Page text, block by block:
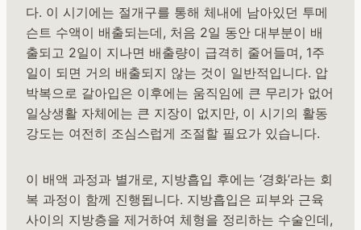
다. 이 시기에는 절개구를 통해 체내에 남아있던 투메
슨트 수액이 배출되는데, 처음 2일 동안 대부분이 배
출되고 2일이 지나면 배출량이 급격히 줄어들며, 1주
일이 되면 거의 배출되지 않는 것이 일반적입니다. 압
박복으로 갈아입은 이후에는 움직임에 큰 무리가 없어
일상생활 자체에는 큰 지장이 없지만, 이 시기의 활동
강도는 여전히 조심스럽게 조절할 필요가 있습니다.
이 배액 과정과 별개로, 지방흡입 후에는 ‘경화’라는 회
복 과정이 함께 진행됩니다. 지방흡입은 피부와 근육
사이의 지방층을 제거하여 체형을 정리하는 수술인데,